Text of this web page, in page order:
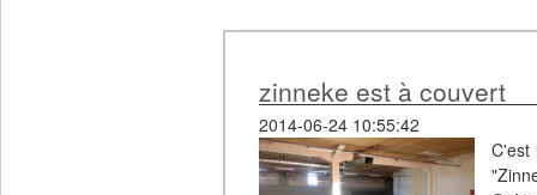
zinneke est à couvert
2014-06-24 10:55:42
C'est